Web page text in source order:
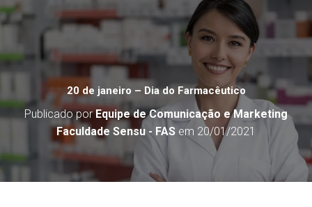
20 de janeiro – Dia do Farmacêutico
Publicado porEquipe de Comunicação e Marketing
Faculdade Sensu - FAS em 20/01/2021